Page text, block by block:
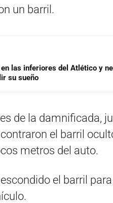
un barril.
las inferiores del Atlético y
su sueño
de la damnificada,
el barril
metros del auto.
el barril